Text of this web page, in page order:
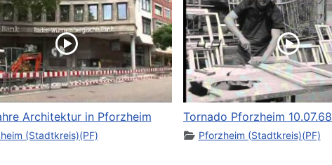
Architektur in Pforzheim
(Stadtkreis)(PF)
Tornado Pforzheim 10.07.68
Pforzheim (Stadtkreis)(PF)